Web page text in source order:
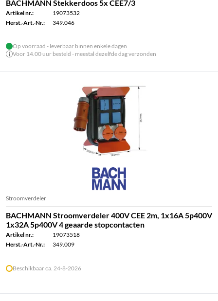
BACHMANN Stekkerdoos 5x CEE7/3
Artikel nr.:
19073532
Herst.-Art.-Nr.:
349.046
Op voorraad - leverbaar binnen enkele dagen
Voor 14.00 uur besteld - meestal dezelfde dag verzonden
Stroomverdeler
BACHMANN Stroomverdeler 400V CEE 2m, 1x16A 5p400V
1x32A 5p400V 4 geaarde stopcontacten
Artikel nr.:
19073518
Herst.-Art.-Nr.:
349.009
Beschikbaar ca. 24-8-2026